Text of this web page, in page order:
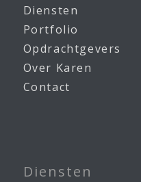
Diensten
Portfolio
Opdrachtgevers
Over Karen
Contact
Diensten